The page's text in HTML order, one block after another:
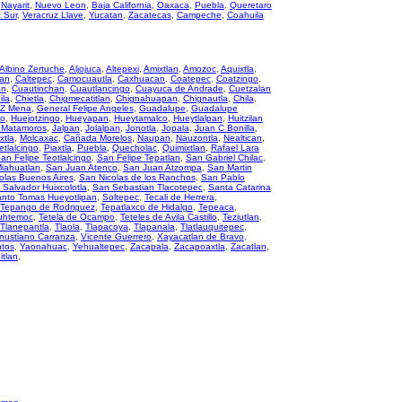
Nayarit, Nuevo Leon Baja California Oaxaca Puebla
Queretaro
Sur, Veracruz Llave Yucatan Zacatecas, Campeche
Coahuila
Albino Zertuche Aljojuca Altepexi, Amixtlan Amozoc, Aquixtla
Caltepec, Camocuautla Caxhuacan Coatepec, Coatzingo,
Cuautinchan Cuautlancingo, Cuayuca de Andrade
Cuetzalan
Chietla Chigmecatitlan Chignahuapan Chignautla Chila
Mena General Felipe Angeles, Guadalupe
Guadalupe
, Huejotzingo, Hueyapan Hueytamalco, Hueytlalpan
Huitzilan
, Jalpan Jolalpan Jonotla Jopala Juan C Bonilla
Molcaxac, Cañada Morelos, Naupan Nauzontla Nealtican
, Piaxtla Puebla Quecholac, Quimixtlan
Rafael Lara
Felipe Teotlalcingo, San Felipe Tepatlan San Gabriel Chilac,
San Juan Atenco, San Juan Atzompa
San Martin
Buenos Aires, San Nicolas de los Ranchos, San Pablo
Salvador Huixcolotla San Sebastian Tlacotepec, Santa Catarina
Tomas Hueyotlipan Soltepec, Tecali de Herrera
Tepango de Rodriguez, Tepatlaxco de Hidalgo, Tepeaca
, Tetela de Ocampo, Teteles de Avila Castillo, Teziutlan
Tlanepantla Tlaola Tlapacoya Tlapanala Tlatlauquitepec,
Carranza Vicente Guerrero, Xayacatlan de Bravo,
, Yaonahuac, Yehualtepec, Zacapala Zacapoaxtla Zacatlan